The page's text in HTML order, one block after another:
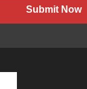
Submit Now